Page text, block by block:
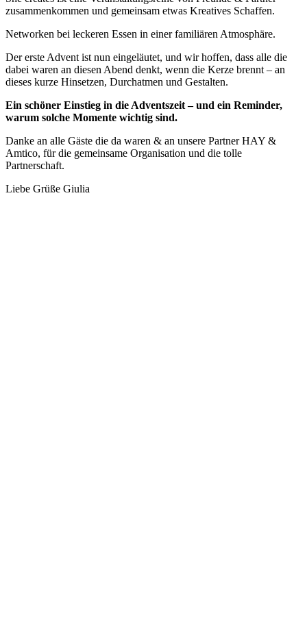
zusammenkommen und gemeinsam etwas Kreatives Schaffen.
Networken bei leckeren Essen in einer familiären Atmosphäre.
Der erste Advent ist nun eingeläutet, und wir hoffen, dass alle die
dabei waren an diesen Abend denkt, wenn die Kerze brennt – an
dieses kurze Hinsetzen, Durchatmen und Gestalten.
Ein schöner Einstieg in die Adventszeit – und ein Reminder,
warum solche Momente wichtig sind.
Danke an alle Gäste die da waren & an unsere Partner HAY &
Amtico, für die gemeinsame Organisation und die tolle
Partnerschaft.
Liebe Grüße Giulia